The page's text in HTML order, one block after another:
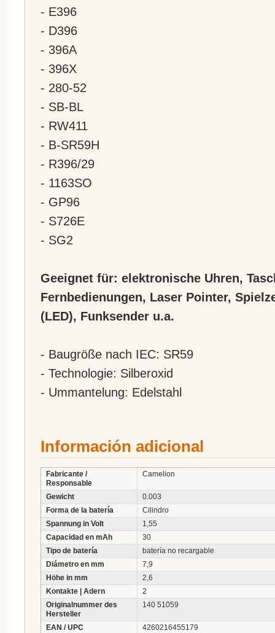
- E396
- D396
- 396A
- 396X
- 280-52
- SB-BL
- RW411
- B-SR59H
- R396/29
- 1163SO
- GP96
- S726E
- SG2
Geeignet für: elektronische Uhren,
Fernbedienungen, Laser Pointer,
(LED), Funksender u.a.
- Baugröße nach IEC: SR59
- Technologie: Silberoxid
- Ummantelung: Edelstahl
Información adicional
Fabricante /
Responsable
Camelion
Gewicht
0.003
Forma de la batería
Cilindro
Spannung in Volt
1,55
Capacidad en mAh
30
Tipo de batería
batería no recargable
Diámetro en mm
7,9
Höhe in mm
2,6
Kontakte | Adern
2
Originalnummer des
Hersteller
140 51059
EAN / UPC
4260216455179